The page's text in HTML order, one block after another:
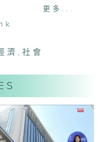
車首個工作日大
檢45張偽造證書
式大部分檢查免
傳播甲流籲盡快
更多...
濟 ,社會